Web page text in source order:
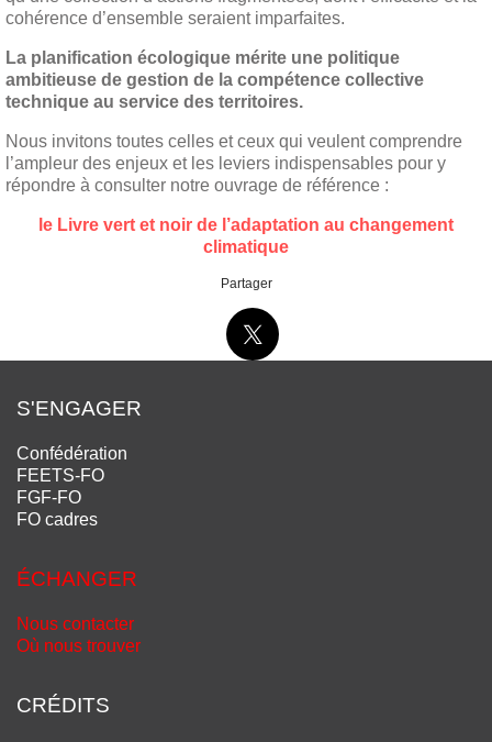
cohérence d’ensemble seraient imparfaites.
La planification écologique mérite une politique
ambitieuse de gestion de la compétence collective
technique au service des territoires.
Nous invitons toutes celles et ceux qui veulent comprendre
l’ampleur des enjeux et les leviers indispensables pour y
répondre à consulter notre ouvrage de référence :
le Livre vert et noir de l’adaptation au changement
climatique
Partager
S'ENGAGER
Confédération
FEETS-FO
FGF-FO
FO cadres
ÉCHANGER
Nous contacter
Où nous trouver
CRÉDITS